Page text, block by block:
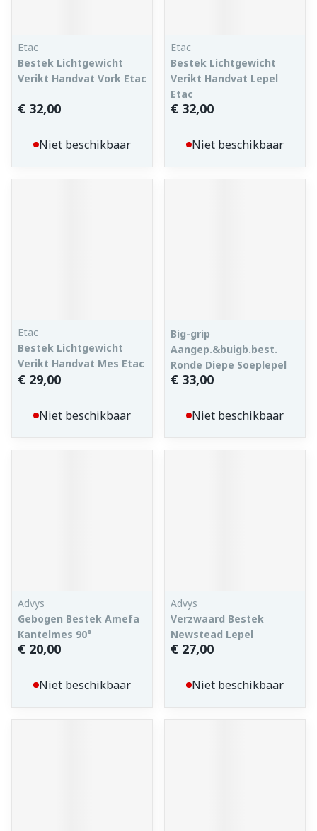
Etac
Bestek Lichtgewicht
Verikt Handvat Vork Etac
€ 32,00
Niet beschikbaar
Etac
Bestek Lichtgewicht
Verikt Handvat Lepel
Etac
€ 32,00
Niet beschikbaar
Etac
Bestek Lichtgewicht
Verikt Handvat Mes Etac
€ 29,00
Niet beschikbaar
Big-grip
Aangep.&buigb.best.
Ronde Diepe Soeplepel
€ 33,00
Niet beschikbaar
Advys
Gebogen Bestek Amefa
Kantelmes 90°
€ 20,00
Niet beschikbaar
Advys
Verzwaard Bestek
Newstead Lepel
€ 27,00
Niet beschikbaar